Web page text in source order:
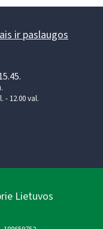
ir paslaugos
- 12.00 val.
Lietuvos